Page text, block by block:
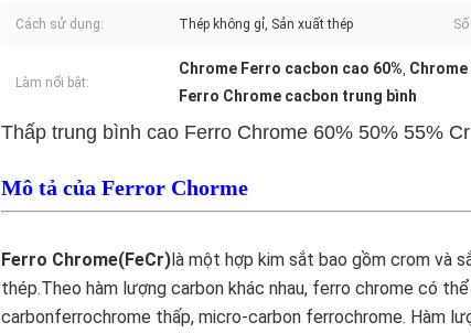
Cách sử dụng: Thép không gỉ, Sản xuất thép
Làm nổi bật:
Chrome Ferro cacbon cao 60%,
Ferro Chrome cacbon trung bình
Thấp trung bình cao Ferro Chrome 60% 50% 55% Cr
Mô tả của Ferror Chorme
Ferro C hrome(FeCr) là một hợp kim sắt bao gồm crom và
thép.Theo hàm lượng carbon khác nhau, ferro chrome có
carbonferrochrome thấp, micro-carbon ferrochrome. Hàm